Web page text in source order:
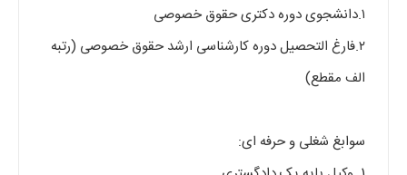
۱.دانشجوی دوره دکتری حقوق خصوصی
۲.فارغ التحصیل دوره کارشناسی ارشد حقوق خصوصی (رتبه
الف مقطع)
سوابغ شغلی و حرفه ای: